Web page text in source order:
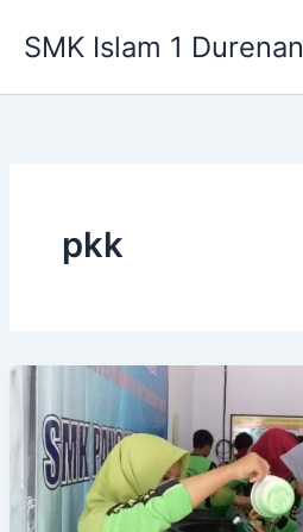
SMK Islam 1 Durenan
pkk